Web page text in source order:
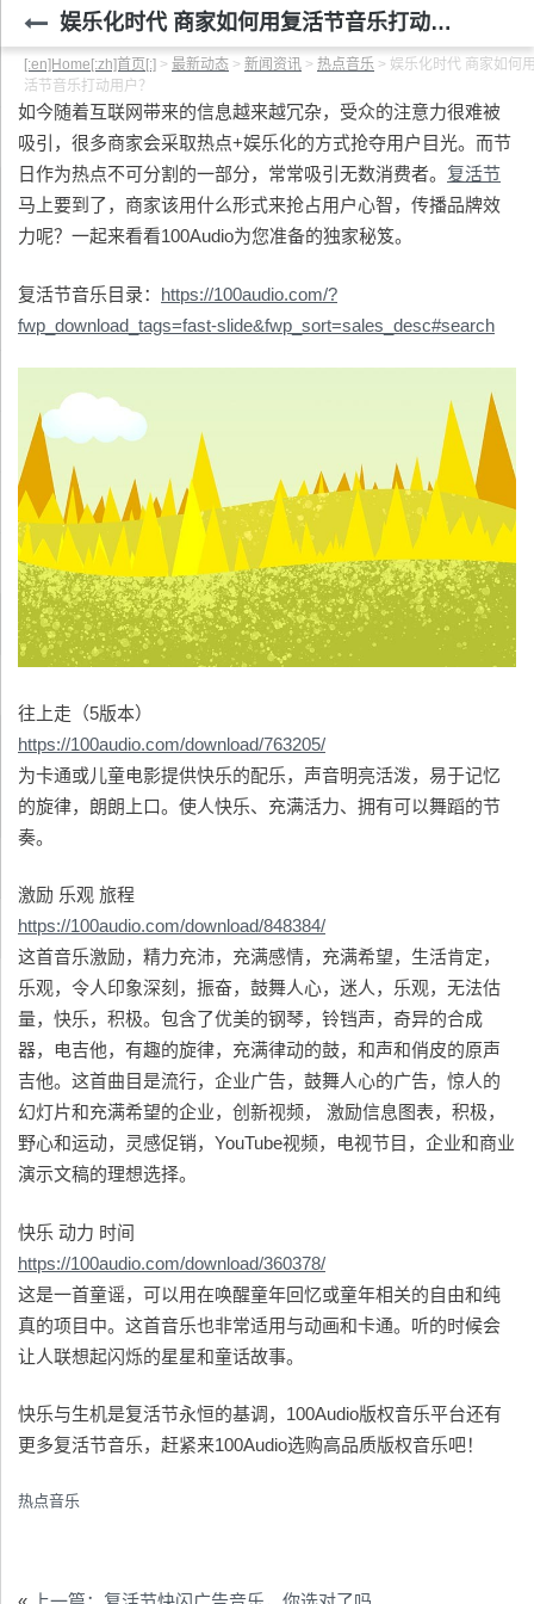
娱乐化时代 商家如何用复活节音乐打动用户？
[:en]Home[:zh]首页[:] > 最新动态 > 新闻资讯 > 热点音乐 > 娱乐化时代 商家如何
活节音乐打动用户？
如今随着互联网带来的信息越来越冗杂，受众的注意力很难被
吸引，很多商家会采取热点+娱乐化的方式抢夺用户目光。而节
日作为热点不可分割的一部分，常常吸引无数消费者。 复活节
马上要到了，商家该用什么形式来抢占用户心智，传播品牌效
力呢？一起来看看100Audio为您准备的独家秘笈。
复活节音乐目录： https://100audio.com/?
fwp_download_tags=fast-slide&fwp_sort=sales_desc#search
往上走（5版本）
https://100audio.com/download/763205/
为卡通或儿童电影提供快乐的配乐，声音明亮活泼，易于记忆
的旋律，朗朗上口。使人快乐、充满活力、拥有可以舞蹈的节
奏。
激励 乐观 旅程
https://100audio.com/download/848384/
这首音乐激励，精力充沛，充满感情，充满希望，生活肯定，
乐观，令人印象深刻，振奋，鼓舞人心，迷人，乐观，无法估
量，快乐，积极。包含了优美的钢琴，铃铛声，奇异的合成
器，电吉他，有趣的旋律，充满律动的鼓，和声和俏皮的原声
吉他。这首曲目是流行，企业广告，鼓舞人心的广告，惊人的
幻灯片和充满希望的企业，创新视频， 激励信息图表，积极，
野心和运动，灵感促销，YouTube视频，电视节目，企业和商业
演示文稿的理想选择。
快乐 动力 时间
https://100audio.com/download/360378/
这是一首童谣，可以用在唤醒童年回忆或童年相关的自由和纯
真的项目中。这首音乐也非常适用与动画和卡通。听的时候会
让人联想起闪烁的星星和童话故事。
快乐与生机是复活节永恒的基调，100Audio版权音乐平台还有
更多复活节音乐，赶紧来100Audio选购高品质版权音乐吧！
热点音乐